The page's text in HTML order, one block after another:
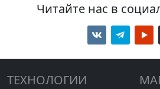
Читайте нас в
ТЕХНОЛОГИИ